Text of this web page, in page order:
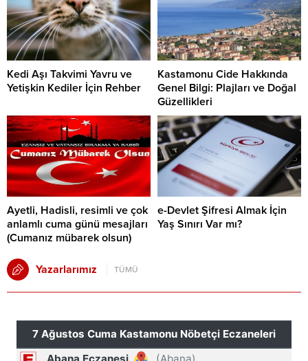
Kedi Aşı Takvimi Yavru ve
Yetişkin Kediler İçin Rehber
Kastamonu Cide Hakkında
Genel Bilgi: Plajları ve Doğal
Güzellikleri
Ayetli, Hadisli, resimli ve çok
anlamlı cuma günü mesajları
(Cumanız mübarek olsun)
e-Devlet Şifresi Almak İçin
Yaş Sınırı Var mı?
Yazarlarımız TÜMÜ